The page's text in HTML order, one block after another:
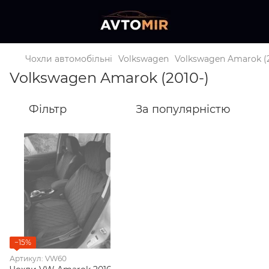
Чохли автомобільні Volkswagen Volkswagen Amarok
Volkswagen Amarok (2010-)
Фільтр За популярністю
−15%
Артикул: VW60